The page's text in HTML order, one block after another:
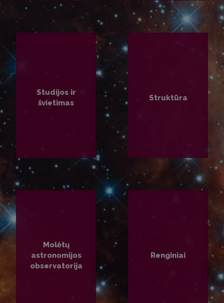
Studijos ir
švietimas
Struktūra
Molėtų
astronomijos
observatorija
Renginiai